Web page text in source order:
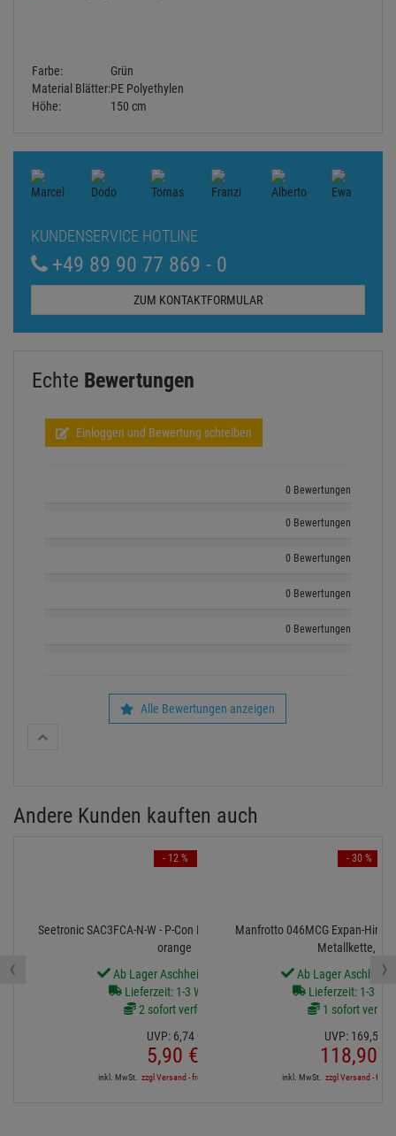
Farbe:
Grün
Material Blätter:PE Polyethylen
Höhe:
150 cm
KUNDENSERVICE HOTLINE
+49 89 90 77 869 - 0
ZUM KONTAKTFORMULAR
Echte Bewertungen
Einloggen und Bewertung schreiben
0 Bewertungen
0 Bewertungen
0 Bewertungen
0 Bewertungen
0 Bewertungen
Alle Bewertungen anzeigen
Andere Kunden kauften auch
Seetronic SAC3FCA-N-W - P-Con IP65 Kabelstecker, OUT,
orange
Ab Lager Aschheim lieferbar
Lieferzeit: 1-3 Werktage
2 sofort verfügbar
UVP: 6,74 €
5,90 €
inkl. MwSt. zzgl Versand - frei ab 90,-€ in DE
- 12 %
Manfrotto 046MCG Expan-
Metallkette,
Ab Lager
Lieferzeit: 1-3
1 sofort
UVP: 169,55
118,90
inkl. MwSt. zzgl Versand - frei
- 30 %
‹ ›